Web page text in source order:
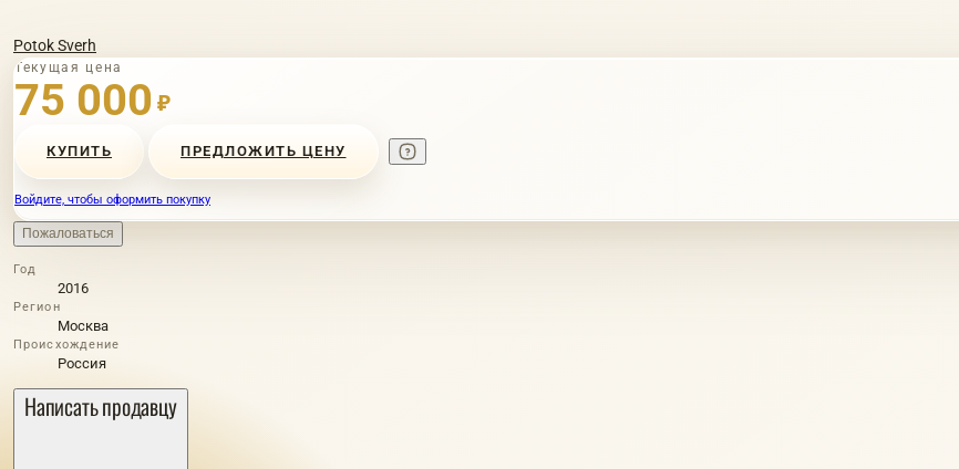
Potok Sverh
Текущая цена
75 000 ₽
КУПИТЬ ПРЕДЛОЖИТЬ ЦЕНУ
Войдите, чтобы оформить покупку
Пожаловаться
Год
2016
Регион
Москва
Происхождение
Россия
Написать продавцу